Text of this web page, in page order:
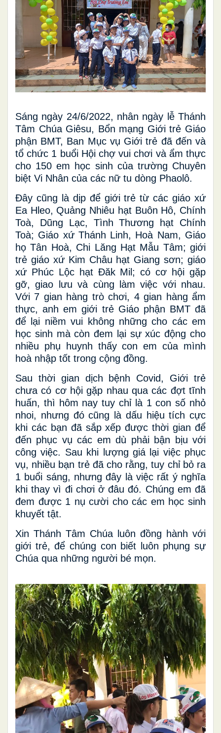
Sáng ngày 24/6/2022, nhân ngày lễ Thánh
Tâm Chúa Giêsu, Bổn mạng Giới trẻ Giáo
phận BMT, Ban Mục vụ Giới trẻ đã đến và
tổ chức 1 buổi Hội chợ vui chơi và ẩm thực
cho 150 em học sinh của trường Chuyên
biệt Vi Nhân của các nữ tu dòng Phaolô.
Đây cũng là dịp để giới trẻ từ các giáo xứ
Ea Hleo, Quảng Nhiêu hạt Buôn Hô, Chính
Toà, Dũng Lạc, Tình Thương hạt Chính
Toà; Giáo xứ Thánh Linh, Hoà Nam, Giáo
họ Tân Hoà, Chi Lăng Hạt Mẫu Tâm; giới
trẻ giáo xứ Kim Châu hạt Giang sơn; giáo
xứ Phúc Lộc hạt Đăk Mil; có cơ hội gặp
gỡ, giao lưu và cùng làm việc với nhau.
Với 7 gian hàng trò chơi, 4 gian hàng ẩm
thực, anh em giới trẻ Giáo phận BMT đã
để lại niềm vui không những cho các em
học sinh mà còn đem lại sự xúc động cho
nhiều phụ huynh thấy con em của mình
hoà nhập tốt trong cộng đồng.
Sau thời gian dịch bệnh Covid, Giới trẻ
chưa có cơ hội gặp nhau qua các đợt tĩnh
huấn, thì hôm nay tuy chỉ là 1 con số nhỏ
nhoi, nhưng đó cũng là dấu hiệu tích cực
khi các bạn đã sắp xếp được thời gian để
đến phục vụ các em dù phải bận bịu với
công việc. Sau khi lượng giá lại việc phục
vụ, nhiều bạn trẻ đã cho rằng, tuy chỉ bỏ ra
1 buổi sáng, nhưng đây là việc rất ý nghĩa
khi thay vì đi chơi ở đâu đó. Chúng em đã
đem được 1 nụ cười cho các em học sinh
khuyết tật.
Xin Thánh Tâm Chúa luôn đồng hành với
giới trẻ, để chúng con biết luôn phụng sự
Chúa qua những người bé mọn.